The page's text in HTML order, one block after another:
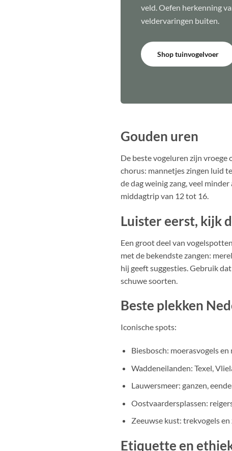
veld. Oefen herkenning
veldervaringen buiten.
Shop tuinvogelvoer
Gouden uren
De beste vogeluren zijn
chorus: mannetjes zingen luid
de dag weinig zang, veel
middagtrip van 12 tot 16.
Luister eerst, kijk
Een groot deel van
met de bekendste zangen:
hij geeft suggesties. Gebruik
schuwe soorten.
Beste plekken
Iconische spots:
Biesbosch: moerasvogels en
Waddeneilanden: Texel,
Lauwersmeer: ganzen,
Oostvaardersplassen:
Zeeuwse kust: trekvogels en
Etiquette en